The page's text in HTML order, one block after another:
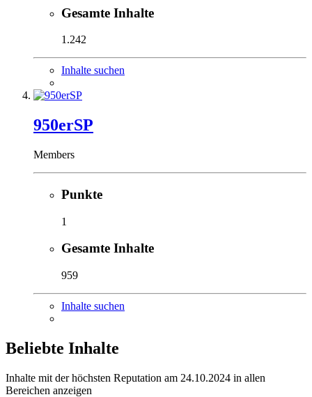
Gesamte Inhalte
1.242
Inhalte suchen
950erSP
Members
Punkte
1
Gesamte Inhalte
959
Inhalte suchen
Beliebte Inhalte
Inhalte mit der höchsten Reputation am 24.10.2024 in allen
Bereichen anzeigen